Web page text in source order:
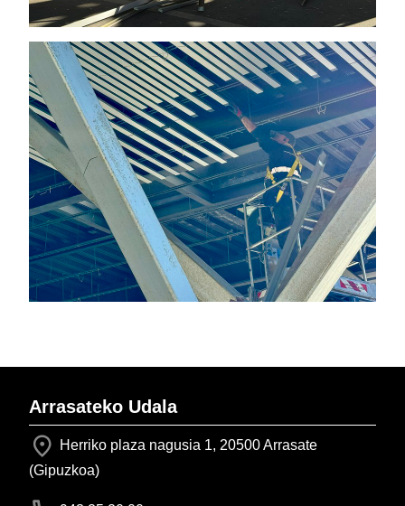
Arrasateko Udala
Herriko plaza nagusia 1, 20500 Arrasate
(Gipuzkoa)